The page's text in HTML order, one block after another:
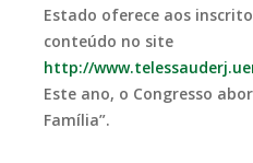
Estado oferece aos
conteúdo no site
http://
Este ano, o Congresso
Família”.